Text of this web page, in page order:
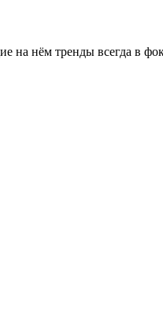
на нём тренды всегда в